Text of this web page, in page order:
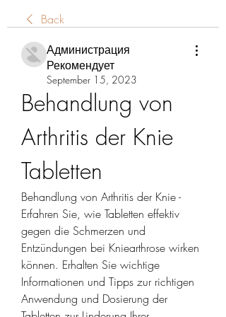
Back
Администрация
Рекомендует
September 15, 2023
Behandlung von
Arthritis der Knie
Tabletten
Behandlung von Arthritis der Knie -
Erfahren Sie, wie Tabletten effektiv
gegen die Schmerzen und
Entzündungen bei Kniearthrose wirken
können. Erhalten Sie wichtige
Informationen und Tipps zur richtigen
Anwendung und Dosierung der